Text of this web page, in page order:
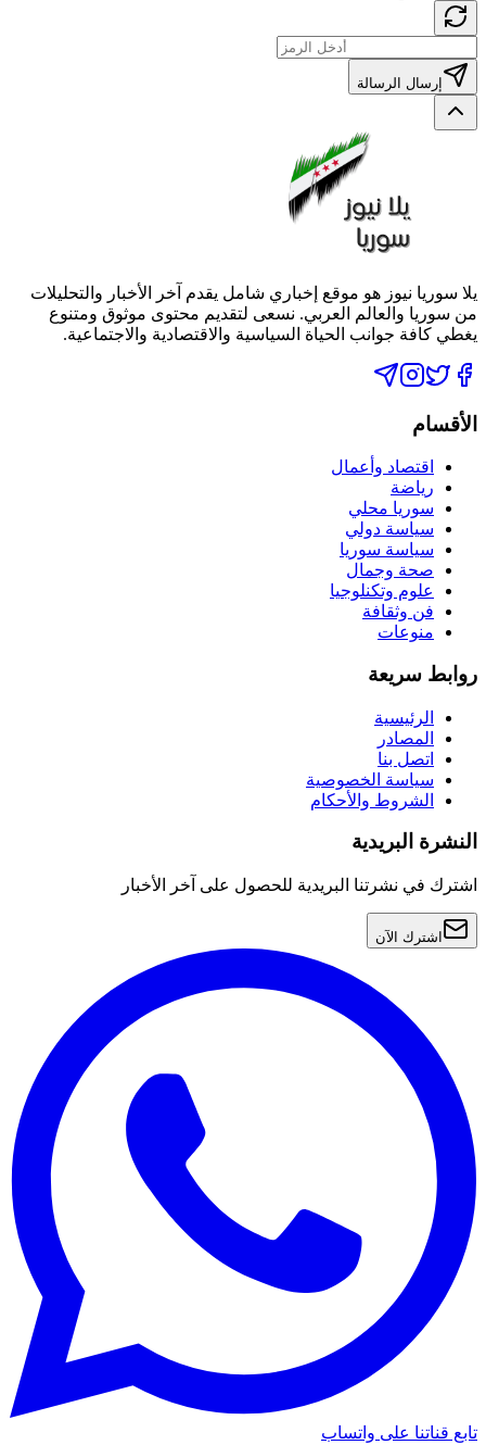
إرسال الرسالة
يلا سوريا نيوز هو موقع إخباري شامل يقدم آخر الأخبار والتحليلات
من سوريا والعالم العربي. نسعى لتقديم محتوى موثوق ومتنوع
يغطي كافة جوانب الحياة السياسية والاقتصادية والاجتماعية.
الأقسام
اقتصاد وأعمال
رياضة
سوريا محلي
سياسة دولي
سياسة سوريا
صحة وجمال
علوم وتكنلوجيا
فن وثقافة
منوعات
روابط سريعة
الرئيسية
المصادر
اتصل بنا
سياسة الخصوصية
الشروط والأحكام
النشرة البريدية
اشترك في نشرتنا البريدية للحصول على آخر الأخبار
اشترك الآن
تابع قناتنا على واتساب